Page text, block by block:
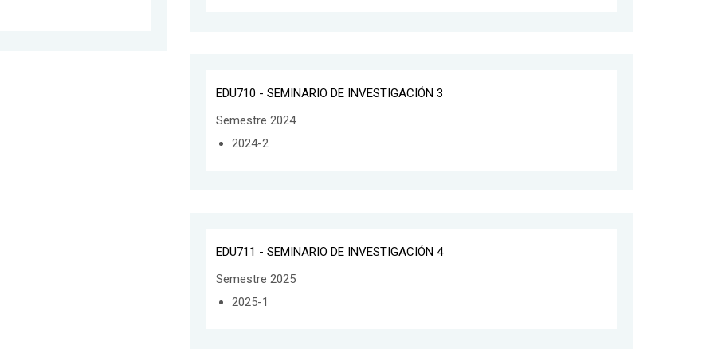
EDU710 - SEMINARIO DE INVESTIGACIÓN 3
Semestre 2024
2024-2
EDU711 - SEMINARIO DE INVESTIGACIÓN 4
Semestre 2025
2025-1